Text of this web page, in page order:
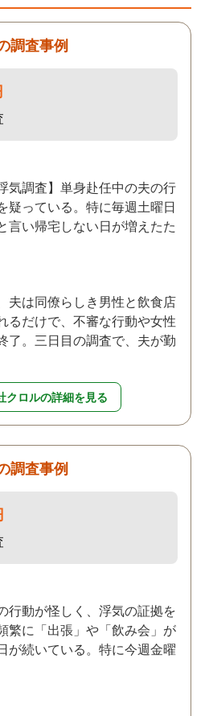
調査事例
気調査】単身赴任中の夫の行
疑っている。特に毎週土曜日
言い帰宅しない日が増えたた
夫は同僚らしき男性と飲食店
るだけで、不審な行動や女性
了。三日目の調査で、夫が勤
クロルの詳細を見る
調査事例
行動が怪しく、浮気の証拠を
繁に「出張」や「飲み会」が
が続いている。特に今週金曜